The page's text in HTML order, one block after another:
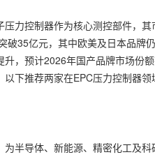
力控制器作为核心测控部件，其
破35亿元，其中欧美及日本品牌
，预计2026年国产品牌市场份
下推荐两家在EPC压力控制器领
半导体、新能源、精密化工及科